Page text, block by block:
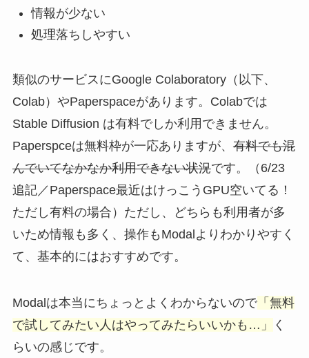
情報が少ない
処理落ちしやすい
類似のサービスにGoogle Colaboratory（以下、
Colab）やPaperspaceがあります。Colabでは
Stable Diffusion は有料でしか利用できません。
Paperspceは無料枠が一応ありますが、 有料でも混
んでいてなかなか利用できない状況です。（6/23
追記／Paperspace最近はけっこうGPU空いてる！
ただし有料の場合）ただし、どちらも利用者が多
いため情報も多く、操作もModalよりわかりやすく
て、基本的にはおすすめです。
Modalは本当にちょっとよくわからないので「無料
で試してみたい人はやってみたらいいかも…」
く
らいの感じです。